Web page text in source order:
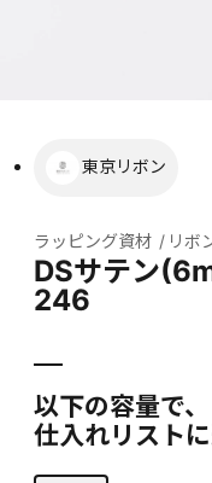
東京リボン
ラッピング資材 リボ
DSサテン
246
以下の容量で、
仕入れリスト